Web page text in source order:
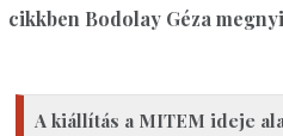
cikkben Bodolay Géza
A kiállítás a MITEM ideje